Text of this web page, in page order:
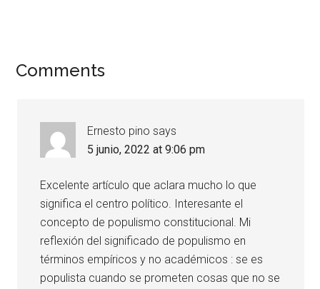
Comments
Ernesto pino says
5 junio, 2022 at 9:06 pm
Excelente artículo que aclara mucho lo que
significa el centro político. Interesante el
concepto de populismo constitucional. Mi
reflexión del significado de populismo en
términos empíricos y no académicos : se es
populista cuando se prometen cosas que no se